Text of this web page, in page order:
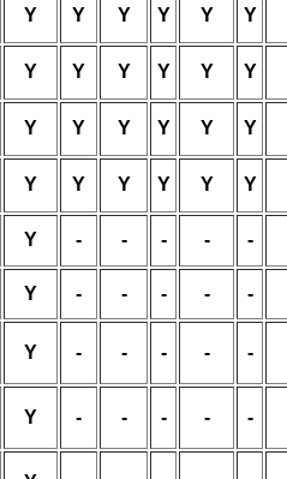
Y Y Y Y Y Y
Y Y Y Y Y Y
Y Y Y Y Y Y
Y Y Y Y Y Y
Y - - - - -
Y - - - - -
Y - - - - -
Y - - - - -